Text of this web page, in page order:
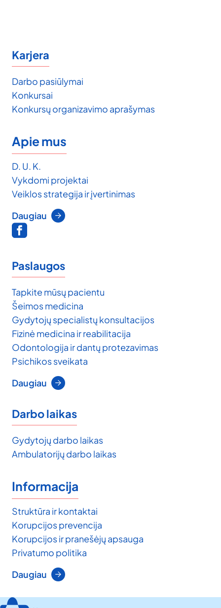
Karjera
Darbo pasiūlymai
Konkursai
Konkursų organizavimo aprašymas
Apie mus
D. U. K.
Vykdomi projektai
Veiklos strategija ir įvertinimas
Daugiau
Paslaugos
Tapkite mūsų pacientu
Šeimos medicina
Gydytojų specialistų konsultacijos
Fizinė medicina ir reabilitacija
Odontologija ir dantų protezavimas
Psichikos sveikata
Daugiau
Darbo laikas
Gydytojų darbo laikas
Ambulatorijų darbo laikas
Informacija
Struktūra ir kontaktai
Korupcijos prevencija
Korupcijos ir pranešėjų apsauga
Privatumo politika
Daugiau